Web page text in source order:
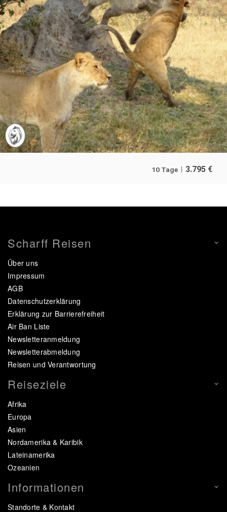
10 Tage 3.795 €
Scharff Reisen
Über uns
Impressum
AGB
Datenschutzerklärung
Erklärung zur Barrierefreiheit
Air Ban Liste
Newsletteranmeldung
Newsletterabmeldung
Reisen und Verantwortung
Reiseziele
Afrika
Europa
Asien
Nordamerika & Karibik
Lateinamerika
Ozeanien
Informationen
Standorte & Kontakt